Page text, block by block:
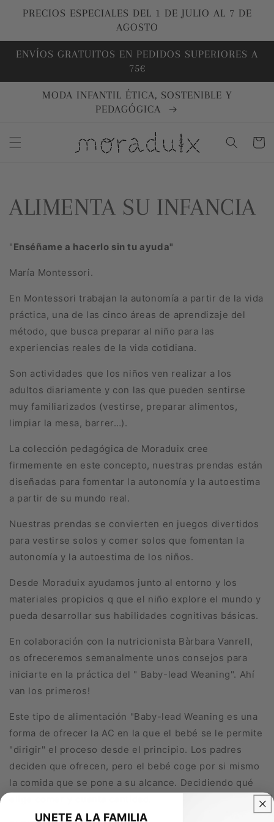
directamente
PRECIOS ESPECIALES DEL 1 DE JULIO AL 7 DE
AGOSTO
ENVÍOS GRATUITOS EN PEDIDOS SUPERIORES A
75€
MODA INFANTIL ÉTICA, SOSTENIBLE Y
PEDAGÓGICA
Carrito
ALIMENTA SU INFANCIA
"Enséñame a hacerlo sin tu ayuda"
María Montessori.
En Montessori trabajan la autonomía a partir de la vida
práctica, una de las cinco áreas de aprendizaje del
método, que busca preparar al niño para las
experiencias reales de la vida cotidiana.
Son actividades que los niños ven realizar a los
adultos diariamente y con las que pueden sentirse
muy familiarizados (vestirse, preparar alimentos,
limpiar la mesa, barrer…).
La colección pedagógica de Moraduix cree
firmemente en este concepto, nuestras prendas están
diseñadas para fomentar la autonomía y la autoestima
a partir de su mundo real.
Nuestras prendas se convierten en juegos divertidos
para vestirse solos y comer solos que fomentan la
autonomía y la autoestima de los niños.
Desde Moraduix ayudamos junto al entorno y los
materiales propicios q que el niño explore el mundo y
pueda desarrollar sus habilidades cognitivas básicas.
En colaboración con la nutricionista Bàrbara Vanrell,
os ofreceremos semanalmente unos consejos para
iniciarte en la práctica del " Baby-lead Weaning". Ahí
van los primeros!
Este tipo de alimentación "Baby-lead Weaning es una
forma de ofrecer la AC en la que el bebé se le permite
"dirigir" el proceso desde el principio. Los padres
deciden que ofrecen, pero el bebé coge por si mismo
la comida que se pone a su alcance. Decidiendo qué
UNETE A LA FAMILIA